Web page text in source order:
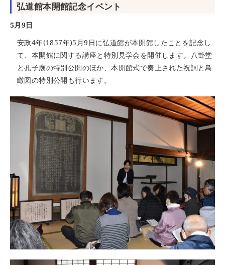
弘道館本開館記念イベント
5月9日
安政4年(1857年)5月9日に弘道館が本開館したことを記念し
て、本開館に関する講座と特別見学会を開催します。八卦堂
と孔子廟の特別公開のほか、本開館式で奏上された祝詞と鳥
瞰図の特別公開も行います。